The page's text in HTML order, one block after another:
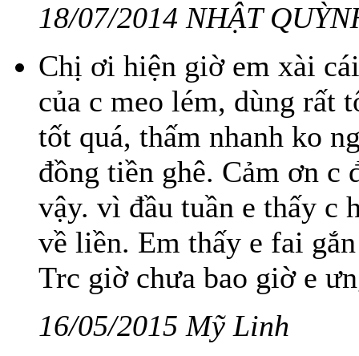
18/07/2014 NHẬT
Chị ơi hiện giờ em xài
của c meo lém, dùng rất
tốt quá, thấm nhanh ko
đồng tiền ghê. Cảm ơn c
vậy. vì đầu tuần e thấy c
về liền. Em thấy e fai
Trc giờ chưa bao giờ e
16/05/2015 Mỹ Linh